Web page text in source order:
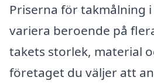
Priserna för takmålning
variera beroende på
takets storlek, material
företaget du väljer att